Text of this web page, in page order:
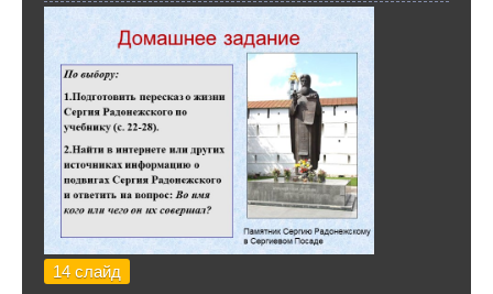
14 слайд